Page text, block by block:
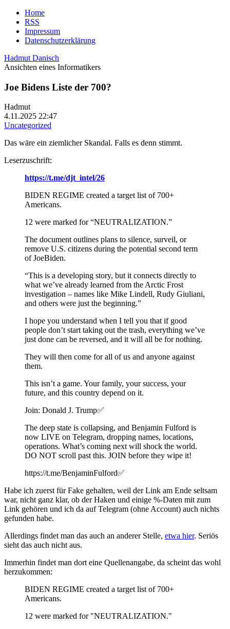
Home
RSS
Impressum
Datenschutzerklärung
Hadmut Danisch
Ansichten eines Informatikers
Joe Bidens Liste der 700?
Hadmut
4.11.2025 22:47
Uncategorized
Das wäre ein ziemlicher Skandal. Falls es denn stimmt.
Leserzuschrift:
https://t.me/djt_intel/26
BIDEN REGIME created a target list of 700+
Americans.
12 were marked for “NEUTRALIZATION.”
The document outlines plans to silence, surveil, or
remove U.S. citizens during the potential second term
of JoeBiden.
“This is a developing story, but it connects directly to
what we’ve already learned from the Arctic Frost
investigation – names like Mike Lindell, Rudy Giuliani,
and others were just the beginning.”
I hope you understand when I tell you that if good
people don’t start taking out the trash, everything we’ve
just done can be reversed, and it will all be for nothing.
They will then come for all of us and anyone against
them.
This isn’t a game. Your family, your success, your
future, and this country depend on it.
Join: Donald J. Trump✅️
The deep state is collapsing, and Benjamin Fulford is
now LIVE on Telegram, dropping names, locations,
operations. What’s coming next will shock the world.
DO NOT scroll past this. JOIN before they wipe it!
https://t.me/BenjaminFulford✅️
Habe ich zuerst für Fake gehalten, weil der Link am Ende seltsam
war, nicht ganz klar, ob der Haken und einige %-Daten mit zum
Link gehören und ich da auf Telegram (ohne Account) auch nichts
gefunden habe.
Allerdings findet man das auch an anderer Stelle, etwa hier. Seriös
sieht das auch nicht aus.
Immerhin findet man dort eine Quellenangabe, da scheint das wohl
herzukommen:
BIDEN REGIME created a target list of 700+
Americans.
12 were marked for "NEUTRALIZATION."